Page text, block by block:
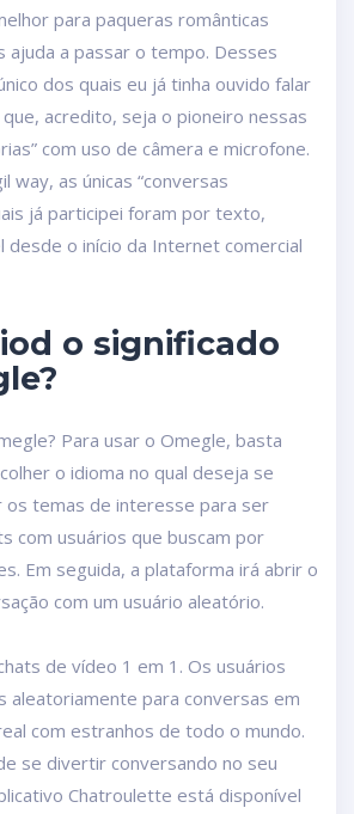
para paqueras românticas
ajuda a passar o tempo. Desses
dos quais eu já tinha ouvido falar
acredito, seja o pioneiro nessas
com uso de câmera e microfone.
way, as únicas “conversas
já participei foram por texto,
desde o início da Internet comercial
o significado
Para usar o Omegle, basta
o idioma no qual deseja se
os temas de interesse para ser
com usuários que buscam por
Em seguida, a plataforma irá abrir o
com um usuário aleatório.
de vídeo 1 em 1. Os usuários
aleatoriamente para conversas em
com estranhos de todo o mundo.
se divertir conversando no seu
Chatroulette está disponível